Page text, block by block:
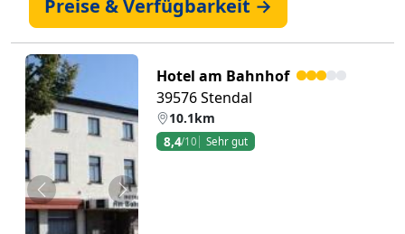
Preise & Verfügbarkeit →
Zurück Weiter
Hotel am Bahnhof
39576 Stendal
10.1km
8,4/10 Sehr gut